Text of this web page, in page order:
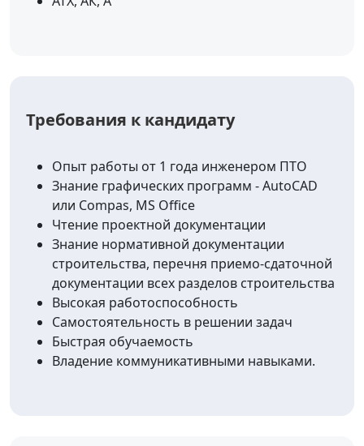
Требования к кандидату
Опыт работы от 1 года инженером ПТО
Знание графических программ - AutoCAD
или Compas, MS Office
Чтение проектной документации
Знание нормативной документации
строительства, перечня приемо-сдаточной
документации всех разделов строительства
Высокая работоспособность
Самостоятельность в решении задач
Быстрая обучаемость
Владение коммуникативными навыками.